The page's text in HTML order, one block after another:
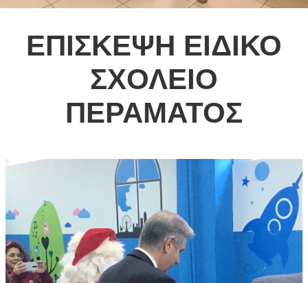
ΕΠΙΣΚΕΨΗ ΕΙΔΙΚΟ
ΣΧΟΛΕΙΟ
ΠΕΡΑΜΑΤΟΣ